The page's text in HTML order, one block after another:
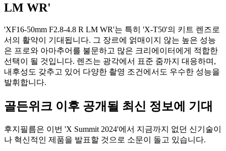
LM WR'
'XF16-50mm F2.8-4.8 R LM WR'는 특히 'X-T50'의 키트 렌즈로
서의 활약이 기대됩니다. 그 장르에 얽매이지 않는 높은 성능
은 프로와 아마추어를 불문하고 많은 크리에이터에게 적합한
선택이 될 것입니다. 렌즈는 광각에서 표준 줌까지 대응하며,
내후성도 갖추고 있어 다양한 촬영 조건에서도 우수한 성능을
발휘합니다.
골든위크 이후 공개될 최신 정보에 기대
후지필름은 이번 'X Summit 2024'에서 지금까지 없던 신기술이
나 혁신적인 제품을 발표할 것으로 소문이 돌고 있습니다.